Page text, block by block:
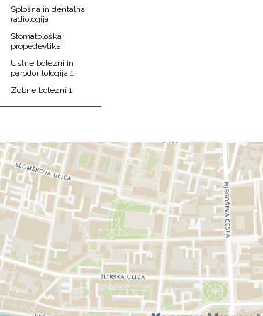
Splošna in dentalna
radiologija
Stomatološka
propedevtika
Ustne bolezni in
parodontologija 1
Zobne bolezni 1